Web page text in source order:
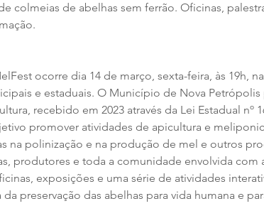
colmeias de abelhas sem ferrão. Oficinas,
ocorre dia 14 de março, sexta-feira, às 19h,
e estaduais. O Município de Nova
recebido em 2023 através da Lei Estadual nº
promover atividades de apicultura e
na polinização e na produção de mel e outros
produtores e toda a comunidade envolvida com
exposições e uma série de atividades
preservação das abelhas para vida humana e